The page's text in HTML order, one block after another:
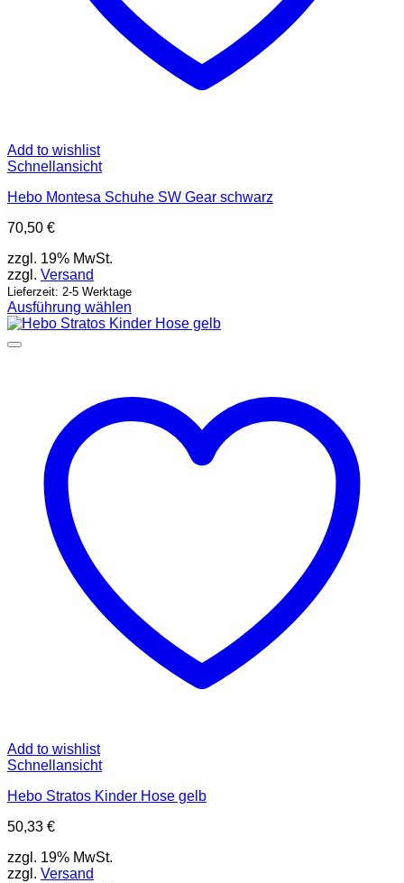
Add to wishlist
Schnellansicht
Hebo Montesa Schuhe SW Gear schwarz
70,50 €
zzgl. 19% MwSt.
zzgl. Versand
Lieferzeit: 2-5 Werktage
Ausführung wählen
Dieses
Produkt
Optionen
können
Produktseite
gewählt
werden
Add to wishlist
Schnellansicht
Hebo Stratos Kinder Hose gelb
50,33 €
zzgl. 19% MwSt.
zzgl. Versand